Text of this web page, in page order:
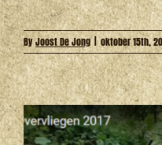
ByJoost De Jong oktober 15th,